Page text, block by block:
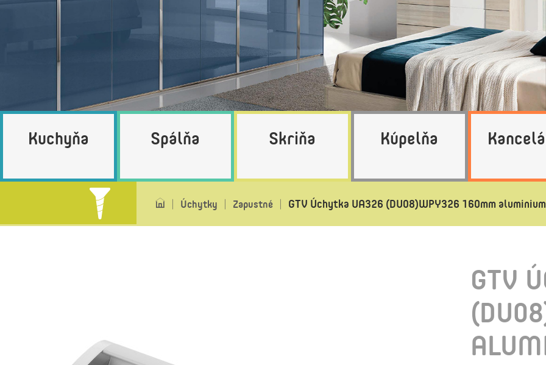
Kuchyňa Spálňa Skriňa Kúpelňa
Úchytky Zapustné GTV Úchytka UA326 (DU08)WPY326 160mm aluminium
GTV